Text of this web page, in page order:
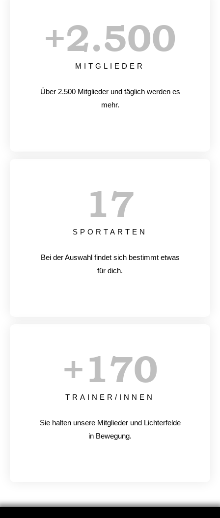
MITGLIEDER
+2.500
Über 2.500 Mitglieder und täglich werden es
mehr.
SPORTARTEN
17
Bei der Auswahl findet sich bestimmt etwas
für dich.
TRAINER/INNEN
+170
Sie halten unsere Mitglieder und Lichterfelde
in Bewegung.